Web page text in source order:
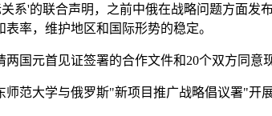
系'的联合声明，之前中俄在战略问题方面
率，维护地区和国际形势的稳定。
国元首见证签署的合作文件和20个双方同意
范大学与俄罗斯"新项目推广战略倡议署"开